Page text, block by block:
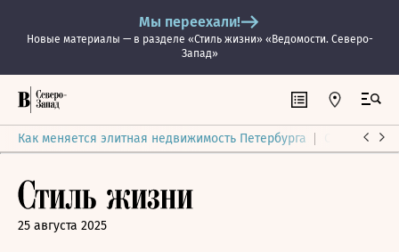
Мы переехали!
Новые материалы — в разделе «Стиль жизни» «Ведомости. Северо-
Запад»
Как меняется элитная недвижимость Петербурга Ситуация
25 августа 2025